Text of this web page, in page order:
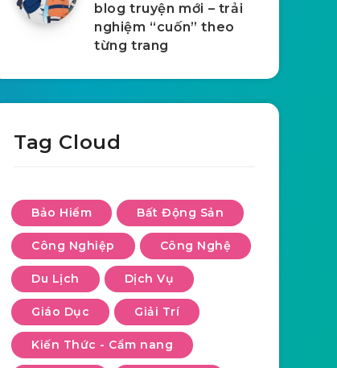
blog truyện mới – trải
nghiệm “cuốn” theo
từng trang
Tag Cloud
Bảo Hiểm Bất Động Sản
Công Nghiệp Công Nghệ
Du Lịch Dịch Vụ
Giáo Dục Giải Trí
Kiến Thức - Cẩm nang